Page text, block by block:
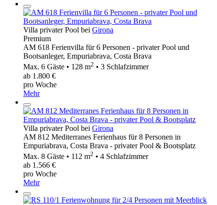
Villa privater Pool bei Girona
Premium
AM 618 Ferienvilla für 6 Personen - privater Pool und
Bootsanleger, Empuriabrava, Costa Brava
Max. 6 Gäste • 128 m2 • 3 Schlafzimmer
ab 1.800 €
pro Woche
Mehr
Villa privater Pool bei Girona
AM 812 Mediterranes Ferienhaus für 8 Personen in
Empuriabrava, Costa Brava - privater Pool & Bootsplatz
Max. 8 Gäste • 112 m2 • 4 Schlafzimmer
ab 1.566 €
pro Woche
Mehr